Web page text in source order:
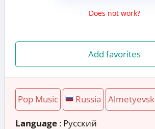
Does not work?
Add favorites
Pop Music Russia Almetyevsk
Language : Русский